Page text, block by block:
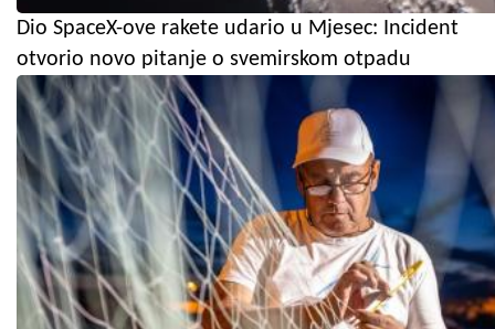
Dio SpaceX-ove rakete udario u Mjesec: Incident
otvorio novo pitanje o svemirskom otpadu